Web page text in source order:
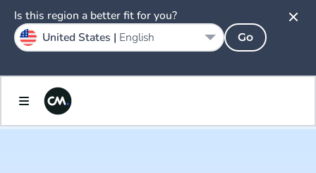
Is this region a better fit for you?
United States | English Go